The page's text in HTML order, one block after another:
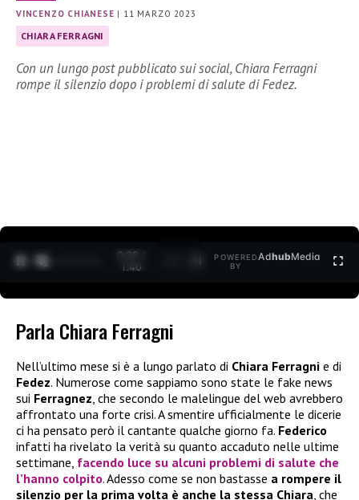
VINCENZO CHIANESE | 11 MARZO 2023
CHIARA FERRAGNI
Con un lungo post pubblicato sui social, Chiara Ferragni
rompe il silenzio dopo i problemi di salute di Fedez.
0:30 /
1:40
POWERED
BY
AdhubMedia
Parla Chiara Ferragni
Nell’ultimo mese si è a lungo parlato di Chiara Ferragni e di
Fedez. Numerose come sappiamo sono state le fake news
sui Ferragnez, che secondo le malelingue del web avrebbero
affrontato una forte crisi. A smentire ufficialmente le dicerie
ci ha pensato però il cantante qualche giorno fa. Federico
infatti ha rivelato la verità su quanto accaduto nelle ultime
settimane, facendo luce su alcuni problemi di salute che
l’hanno colpito. Adesso come se non bastasse a rompere il
silenzio per la prima volta è anche la stessa Chiara, che